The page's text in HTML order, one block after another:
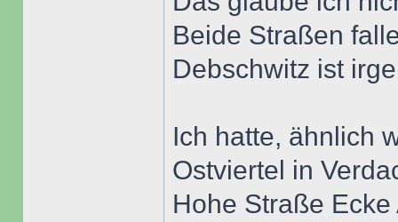
Beide Straßen
Debschwitz ist
Ich hatte, ähnlich
Ostviertel in
Hohe Straße